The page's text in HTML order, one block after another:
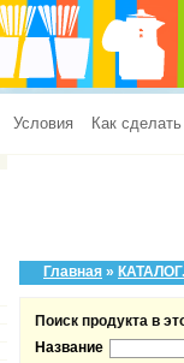
Условия Как сделать
Главная » КАТАЛОГ.
Поиск продукта в
Название